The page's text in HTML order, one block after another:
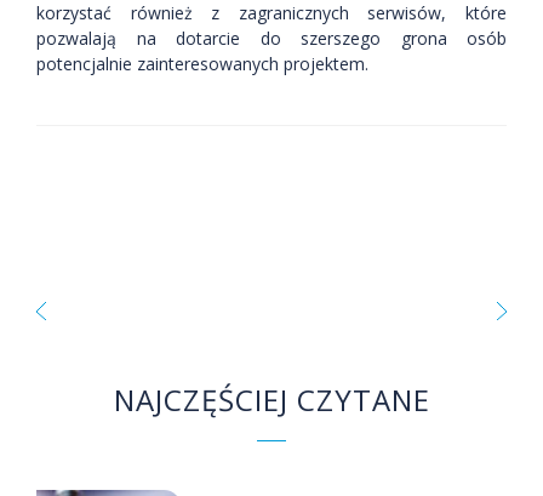
korzystać również z zagranicznych serwisów, które
pozwalają na dotarcie do szerszego grona osób
potencjalnie zainteresowanych projektem.
NAJCZĘŚCIEJ CZYTANE